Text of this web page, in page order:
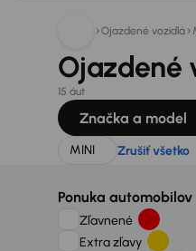
Ojazdené vozidlá
Ojazdené
15 áut
Značka a model
MINI Zrušiť všetko
Ponuka automobilov
Zľavnené
Extra zľavy